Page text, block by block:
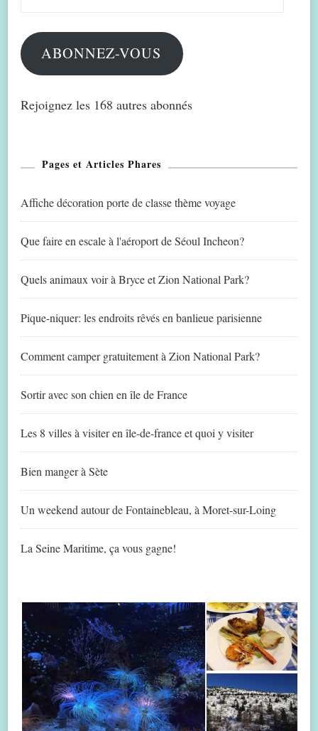
mail
ABONNEZ-VOUS
Rejoignez les 168 autres abonnés
Pages et Articles Phares
Affiche décoration porte de classe thème voyage
Que faire en escale à l'aéroport de Séoul Incheon?
Quels animaux voir à Bryce et Zion National Park?
Pique-niquer: les endroits rêvés en banlieue parisienne
Comment camper gratuitement à Zion National Park?
Sortir avec son chien en île de France
Les 8 villes à visiter en île-de-france et quoi y visiter
Bien manger à Sète
Un weekend autour de Fontainebleau, à Moret-sur-Loing
La Seine Maritime, ça vous gagne!